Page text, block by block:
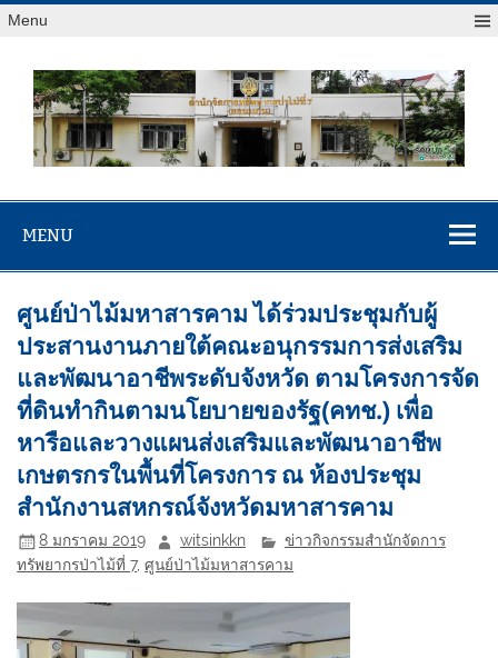
Menu
สจป.ที่ 7
(ขอนแก่น)
MENU
ศูนย์ป่าไม้มหาสารคาม ได้ร่วมประชุมกับผู้
ประสานงานภายใต้คณะอนุกรรมการส่งเสริม
และพัฒนาอาชีพระดับจังหวัด ตามโครงการจัด
ที่ดินทำกินตามนโยบายของรัฐ(คทช.) เพื่อ
หารือและวางแผนส่งเสริมและพัฒนาอาชีพ
เกษตรกรในพื้นที่โครงการ ณ ห้องประชุม
สำนักงานสหกรณ์จังหวัดมหาสารคาม
8 มกราคม 2019 witsinkkn
ข่าวกิจกรรมสำนักจัดการ
ทรัพยากรป่าไม้ที่ 7,ศูนย์ป่าไม้มหาสารคาม